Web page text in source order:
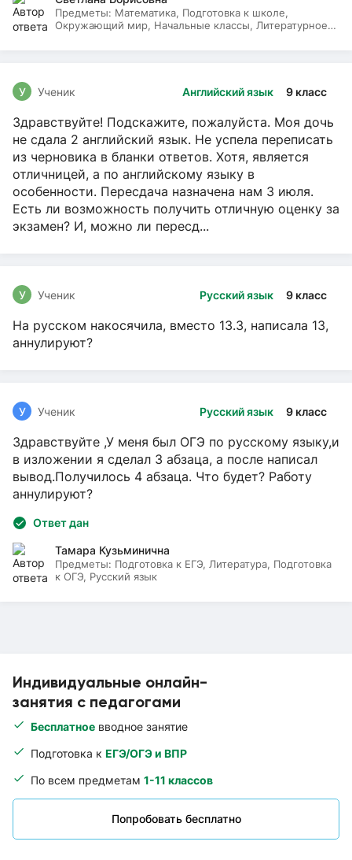
Индивидуальные онлайн-
занятия с педагогами
Бесплатное вводное занятие
Подготовка к ЕГЭ/ОГЭ и ВПР
По всем предметам 1-11 классов
Попробовать бесплатно
Предметы: Математика, Подготовка к школе,
Окружающий мир, Начальные классы, Литературное
Английский язык 9 класс
У Ученик
Здравствуйте! Подскажите, пожалуйста. Моя дочь
не сдала 2 английский язык. Не успела переписать
из черновика в бланки ответов. Хотя, является
отличницей, а по английскому языку в
особенности. Пересдача назначена нам 3 июля.
Есть ли возможность получить отличную оценку за
экзамен? И, можно ли пересд...
Русский язык 9 класс
У Ученик
На русском накосячила, вместо 13.3, написала 13,
аннулируют?
Русский язык 9 класс
У Ученик
Здравствуйте ,У меня был ОГЭ по русскому языку,и
в изложении я сделал 3 абзаца, а после написал
вывод.Получилось 4 абзаца. Что будет? Работу
аннулируют?
Ответ дан
Тамара Кузьминична
Предметы: Подготовка к ЕГЭ, Литература, Подготовка
к ОГЭ, Русский язык